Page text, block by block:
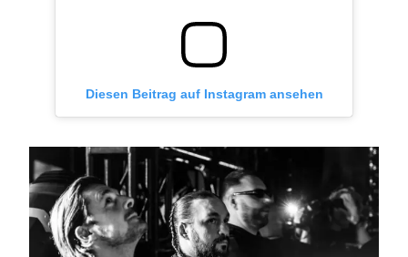
Diesen Beitrag auf Instagram ansehen